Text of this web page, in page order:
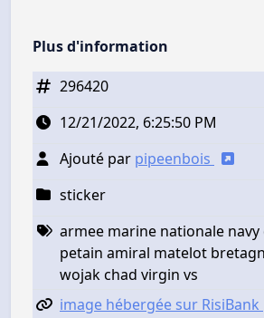
Plus d'information
296420
12/21/2022, 6:25:50 PM
Ajouté par pipeenbois
sticker
armee marine nationale navy
petain amiral matelot
wojak chad virgin vs
image hébergée sur RisiBank